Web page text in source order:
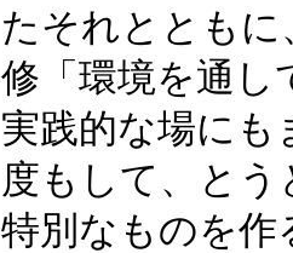
たそれととも
修「環境を通し
実践的な場にも
度もして、と
特別なものを